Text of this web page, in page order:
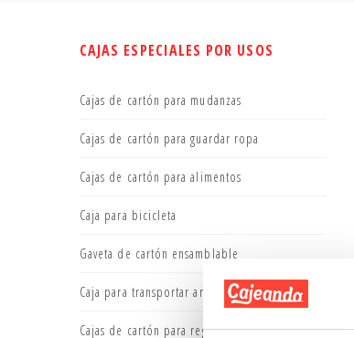
CAJAS ESPECIALES POR USOS
Cajas de cartón para mudanzas
Cajas de cartón para guardar ropa
Cajas de cartón para alimentos
Caja para bicicleta
Gaveta de cartón ensamblable
Caja para transportar animales
Cajas de cartón para regalos